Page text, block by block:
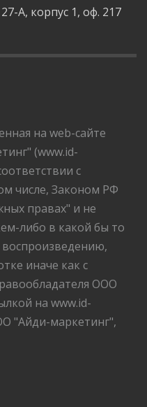
А, корпус 1, оф. 217
на web-сайте
(www.id-
с
числе, Законом РФ
правах" и не
либо в какой бы то
иначе как с
ООО
на www.id-
"Айди-маркетинг",